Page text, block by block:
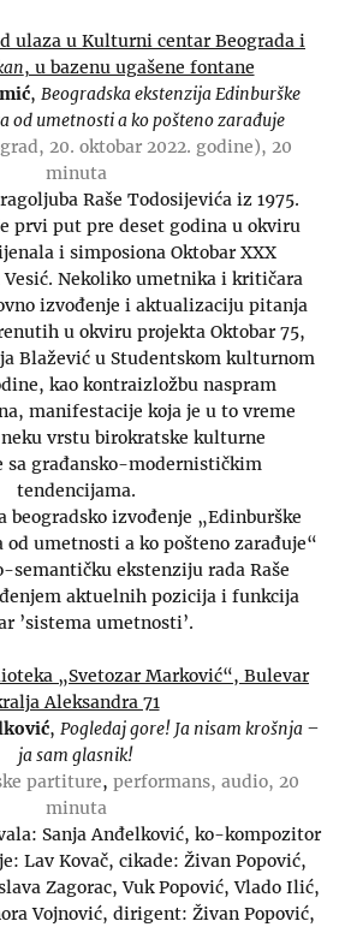
ulaza u Kulturni centar Beograda i
, u bazenu ugašene fontane
, Beogradska ekstenzija Edinburške
od umetnosti a ko pošteno zarađuje
20. oktobar 2022. godine), 20
minuta
Raše Todosijevića iz 1975.
prvi put pre deset godina u okviru
i simposiona Oktobar XXX
Vesić. Nekoliko umetnika i kritičara
izvođenje i aktualizaciju pitanja
u okviru projekta Oktobar 75,
Blažević u Studentskom kulturnom
kao kontraizložbu naspram
manifestacije koja je u to vreme
vrstu birokratske kulturne
sa građansko-modernističkim
tendencijama.
beogradsko izvođenje „Edinburške
umetnosti a ko pošteno zarađuje“
semantičku ekstenziju rada Raše
aktuelnih pozicija i funkcija
’sistema umetnosti’.
„Svetozar Marković“, Bulevar
Aleksandra 71
, Pogledaj gore! Ja nisam krošnja –
ja sam glasnik!
partiture, performans, audio, 20
minuta
Sanja Anđelković, ko-kompozitor
Lav Kovač, cikade: Živan Popović,
Zagorac, Vuk Popović, Vlado Ilić,
Vojnović, dirigent: Živan Popović,